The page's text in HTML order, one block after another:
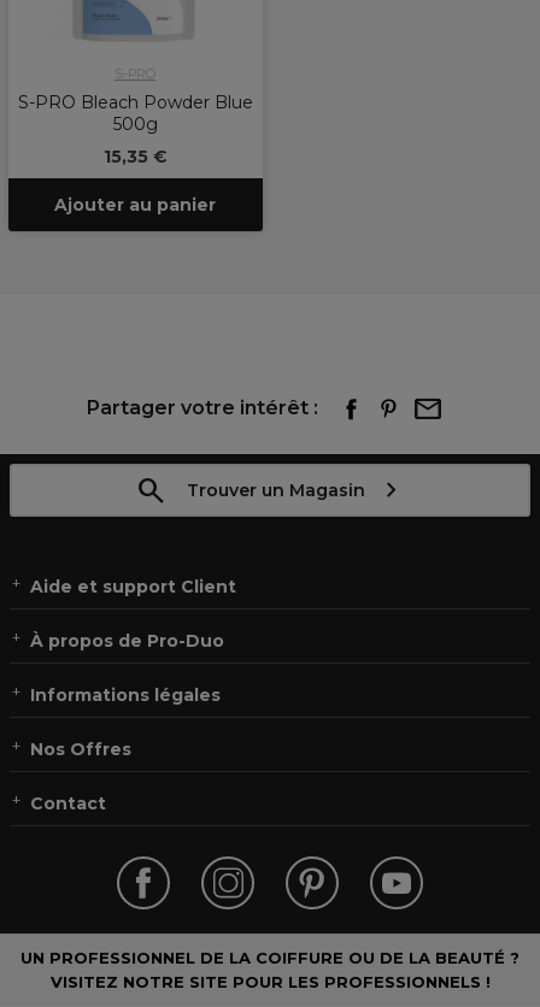
S-PRO
S-PRO Bleach Powder Blue
500g
15,35 €
Ajouter au panier
Partager votre intérêt :
Trouver un Magasin
Aide et support Client
À propos de Pro-Duo
Informations légales
Nos Offres
Contact
UN PROFESSIONNEL DE LA COIFFURE OU DE LA BEAUTÉ ?
VISITEZ NOTRE SITE POUR LES PROFESSIONNELS !